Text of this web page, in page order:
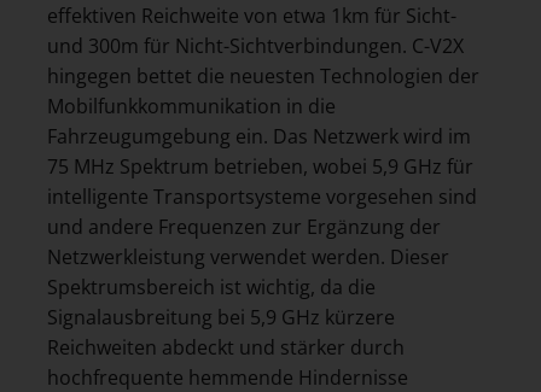
effektiven Reichweite von etwa 1km für Sicht-
und 300m für Nicht-Sichtverbindungen. C-V2X
hingegen bettet die neuesten Technologien der
Mobilfunkkommunikation in die
Fahrzeugumgebung ein. Das Netzwerk wird im
75 MHz Spektrum betrieben, wobei 5,9 GHz für
intelligente Transportsysteme vorgesehen sind
und andere Frequenzen zur Ergänzung der
Netzwerkleistung verwendet werden. Dieser
Spektrumsbereich ist wichtig, da die
Signalausbreitung bei 5,9 GHz kürzere
Reichweiten abdeckt und stärker durch
hochfrequente hemmende Hindernisse